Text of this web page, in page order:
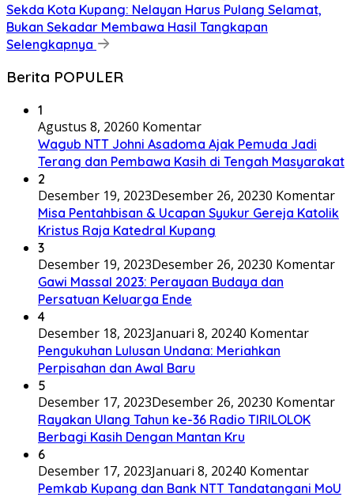
Sekda Kota Kupang: Nelayan Harus Pulang Selamat,
Bukan Sekadar Membawa Hasil Tangkapan
Selengkapnya
Berita POPULER
1
Agustus 8, 20260 Komentar
Wagub NTT Johni Asadoma Ajak Pemuda Jadi
Terang dan Pembawa Kasih di Tengah Masyarakat
2
Desember 19, 2023Desember 26, 20230 Komentar
Misa Pentahbisan & Ucapan Syukur Gereja Katolik
Kristus Raja Katedral Kupang
3
Desember 19, 2023Desember 26, 20230 Komentar
Gawi Massal 2023: Perayaan Budaya dan
Persatuan Keluarga Ende
4
Desember 18, 2023Januari 8, 20240 Komentar
Pengukuhan Lulusan Undana: Meriahkan
Perpisahan dan Awal Baru
5
Desember 17, 2023Desember 26, 20230 Komentar
Rayakan Ulang Tahun ke-36 Radio TIRILOLOK
Berbagi Kasih Dengan Mantan Kru
6
Desember 17, 2023Januari 8, 20240 Komentar
Pemkab Kupang dan Bank NTT Tandatangani MoU